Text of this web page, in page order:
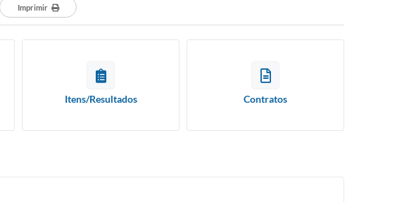
Imprimir
Itens/Resultados Contratos